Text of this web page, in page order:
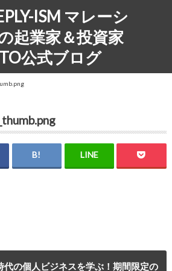
ISM マレーシ
起業家＆投資家
公式ブログ
の個人ビジネスを学ぶ！期間限定の